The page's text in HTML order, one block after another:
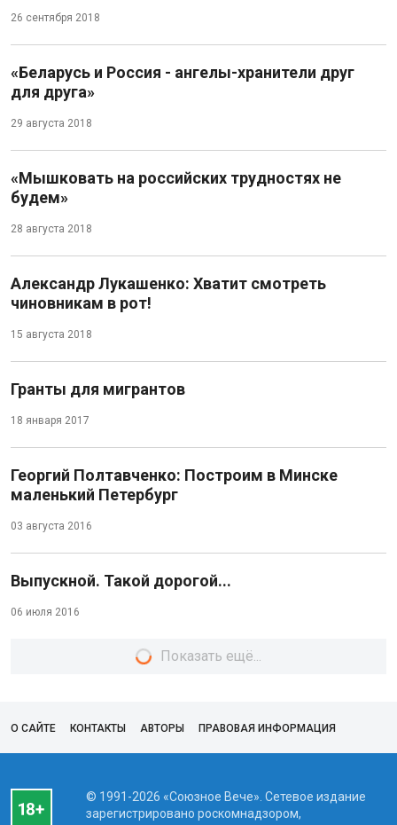
26 сентября 2018
«Беларусь и Россия - ангелы-хранители друг
для друга»
29 августа 2018
«Мышковать на российских трудностях не
будем»
28 августа 2018
Александр Лукашенко: Хватит смотреть
чиновникам в рот!
15 августа 2018
Гранты для мигрантов
18 января 2017
Георгий Полтавченко: Построим в Минске
маленький Петербург
03 августа 2016
Выпускной. Такой дорогой...
06 июля 2016
Показать ещё...
О САЙТЕ КОНТАКТЫ АВТОРЫ ПРАВОВАЯ ИНФОРМАЦИЯ
© 1991-2026 «Союзное Вече». Сетевое издание
зарегистрировано роскомнадзором,